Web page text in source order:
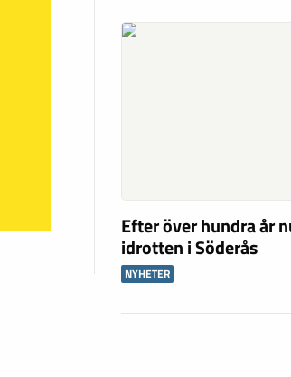
Efter över hundra år
idrotten i Söderås
NYHETER